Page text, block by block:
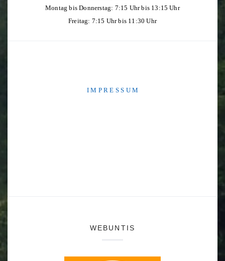
Montag bis Donnerstag: 7:15 Uhr bis 13:15 Uhr
Freitag: 7:15 Uhr bis 11:30 Uhr
I M P R E S S U M
WEBUNTIS